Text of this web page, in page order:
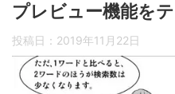
プレビュー機能を
投稿日： 2019年11月22日